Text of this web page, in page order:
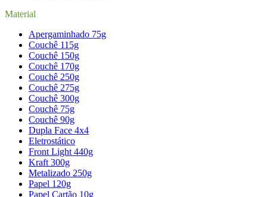
Material
Apergaminhado 75g
Couchê 115g
Couchê 150g
Couchê 170g
Couchê 250g
Couchê 275g
Couchê 300g
Couchê 75g
Couchê 90g
Dupla Face 4x4
Eletrostático
Front Light 440g
Kraft 300g
Metalizado 250g
Papel 120g
Papel Cartão 10g